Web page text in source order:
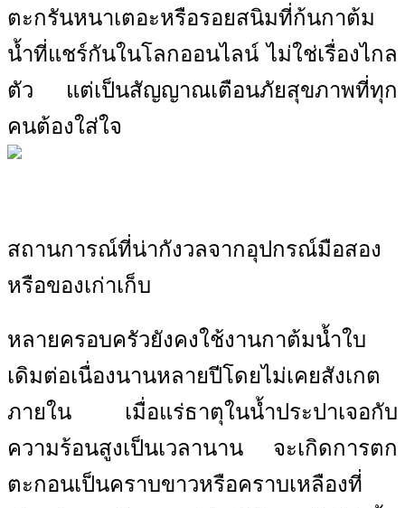
ตะกรันหนาเตอะหรือรอยสนิมที่ก้นกาต้ม
น้ำที่แชร์กันในโลกออนไลน์ ไม่ใช่เรื่องไกล
ตัว แต่เป็นสัญญาณเตือนภัยสุขภาพที่ทุก
คนต้องใส่ใจ
สถานการณ์ที่น่ากังวลจากอุปกรณ์มือสอง
หรือของเก่าเก็บ
หลายครอบครัวยังคงใช้งานกาต้มน้ำใบ
เดิมต่อเนื่องนานหลายปีโดยไม่เคยสังเกต
ภายใน เมื่อแร่ธาตุในน้ำประปาเจอกับ
ความร้อนสูงเป็นเวลานาน จะเกิดการตก
ตะกอนเป็นคราบขาวหรือคราบเหลืองที่